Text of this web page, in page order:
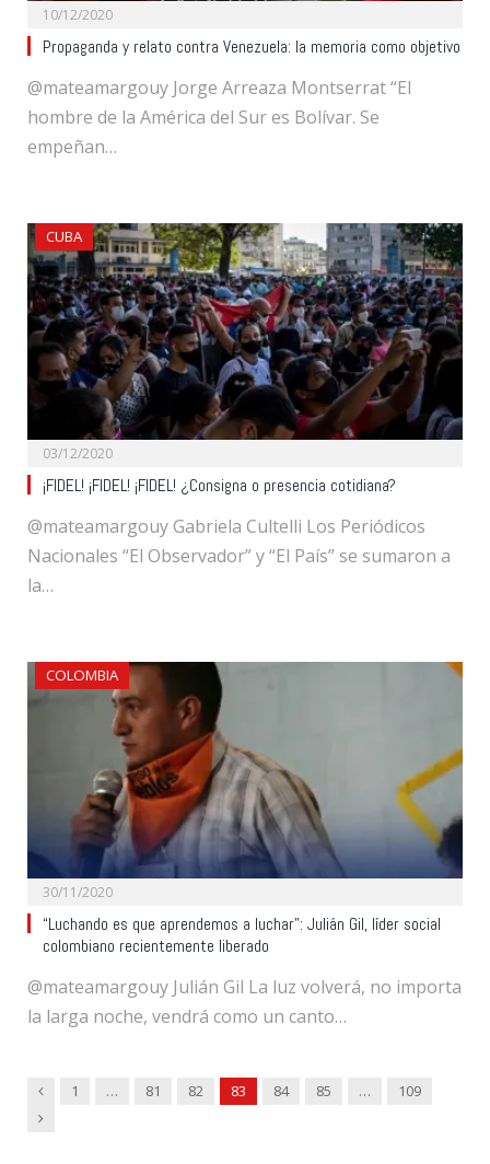
10/12/2020
Propaganda y relato contra Venezuela: la memoria como objetivo
@mateamargouy Jorge Arreaza Montserrat “El
hombre de la América del Sur es Bolívar. Se
empeñan…
CUBA
03/12/2020
¡FIDEL! ¡FIDEL! ¡FIDEL! ¿Consigna o presencia cotidiana?
@mateamargouy Gabriela Cultelli Los Periódicos
Nacionales “El Observador” y “El País” se sumaron a
la…
COLOMBIA
30/11/2020
“Luchando es que aprendemos a luchar”: Julián Gil, líder social
colombiano recientemente liberado
@mateamargouy Julián Gil La luz volverá, no importa
la larga noche, vendrá como un canto…
Previous
1 … 81 82 83 84 85 … 109
Next